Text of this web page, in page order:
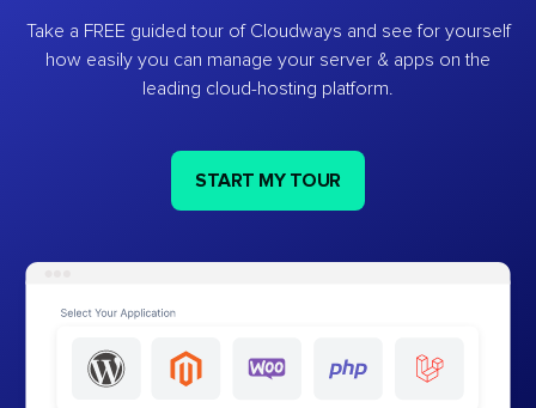
Take a FREE guided tour of Cloudways and see for yourself
how easily you can manage your server & apps on the
leading cloud-hosting platform.
START MY TOUR